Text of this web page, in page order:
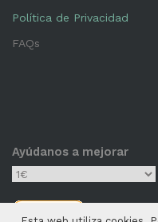
Política de Privacidad
FAQs
Ayúdanos a mejorar